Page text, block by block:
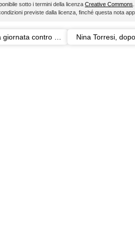
sotto i termini della licenza Creative Commons
previste dalla licenza, finché questa nota
contro i
Nina Torresi,